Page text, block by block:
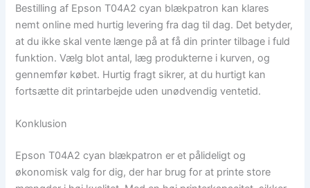
Bestilling af Epson T04A2 cyan blækpatron kan klares
nemt online med hurtig levering fra dag til dag. Det betyder,
at du ikke skal vente længe på at få din printer tilbage i fuld
funktion. Vælg blot antal, læg produkterne i kurven, og
gennemfør købet. Hurtig fragt sikrer, at du hurtigt kan
fortsætte dit printarbejde uden unødvendig ventetid.
Konklusion
Epson T04A2 cyan blækpatron er et pålideligt og
økonomisk valg for dig, der har brug for at printe store